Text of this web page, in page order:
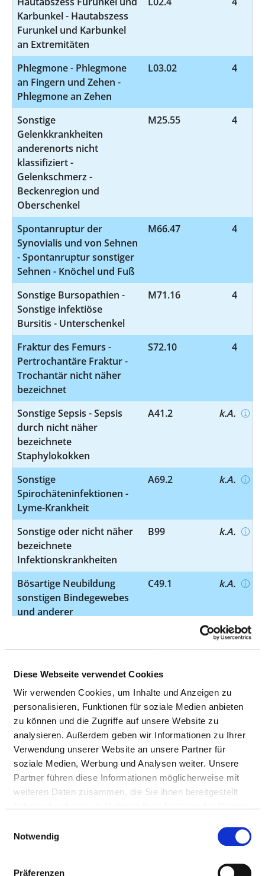
Diese Webseite verwendet Cookies
Wir verwenden Cookies, um Inhalte und Anzeigen zu
personalisieren, Funktionen für soziale Medien anbieten
zu können und die Zugriffe auf unsere Website zu
analysieren. Außerdem geben wir Informationen zu Ihrer
Verwendung unserer Website an unsere Partner für
soziale Medien, Werbung und Analysen weiter. Unsere
Partner führen diese Informationen möglicherweise mit
weiteren Daten zusammen, die Sie ihnen bereitgestellt
Notwendig
Präferenzen
Karbunkel - Hautabszess
Furunkel und Karbunkel
an Extremitäten
Phlegmone - Phlegmone
an Fingern und Zehen -
Phlegmone an Zehen
L03.02 4
Sonstige
Gelenkkrankheiten
anderenorts nicht
klassifiziert -
Gelenkschmerz -
Beckenregion und
Oberschenkel
M25.55 4
Spontanruptur der
Synovialis und von Sehnen
- Spontanruptur sonstiger
Sehnen - Knöchel und Fuß
M66.47 4
Sonstige Bursopathien -
Sonstige infektiöse
Bursitis - Unterschenkel
M71.16 4
Fraktur des Femurs -
Pertrochantäre Fraktur -
Trochantär nicht näher
bezeichnet
S72.10 4
Sonstige Sepsis - Sepsis
durch nicht näher
bezeichnete
Staphylokokken
A41.2 k.A.
Sonstige
Spirochäteninfektionen -
Lyme-Krankheit
A69.2 k.A.
Sonstige oder nicht näher
bezeichnete
Infektionskrankheiten
B99 k.A.
Bösartige Neubildung
sonstigen Bindegewebes
und anderer
oberen Extremität
C49.1 k.A.
Gutartige Neubildung des
Fettgewebes - Gutartige
Neubildung des
Fettgewebes der Haut und
der Unterhaut der
Extremitäten
D17.2 k.A.
anderer Weichteilgewebe -
Weichteilgewebe der